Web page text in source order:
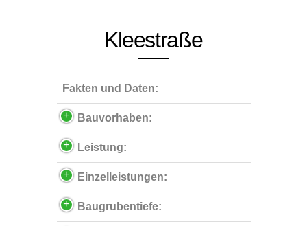
Kleestraße
Fakten und Daten:
Bauvorhaben:
Leistung:
Einzelleistungen:
Baugrubentiefe: